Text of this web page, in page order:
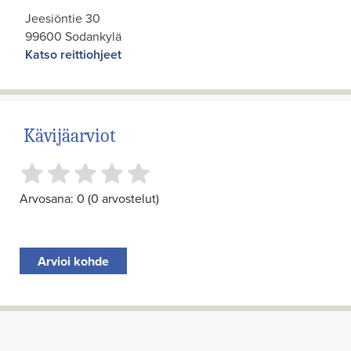
Jeesiöntie 30
99600 Sodankylä
Katso reittiohjeet
Kävijäarviot
Arvosana: 0 (0 arvostelut)
Arvioi kohde